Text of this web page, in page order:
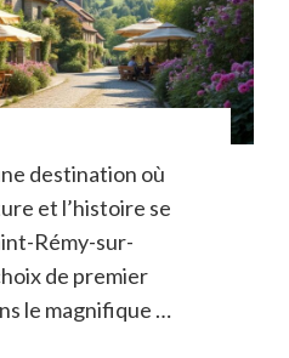
destination où
et l’histoire se
Rémy-sur-
de premier
le magnifique …